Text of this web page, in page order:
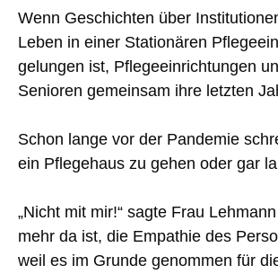
Wenn Geschichten über
Leben in einer Stationären
gelungen ist, Pflegeeinrichtungen
Senioren gemeinsam ihre letzten
Schon lange vor der Pandemie
ein Pflegehaus zu gehen oder gar
„Nicht mit mir!“ sagte Frau
mehr da ist, die Empathie des
weil es im Grunde genommen für